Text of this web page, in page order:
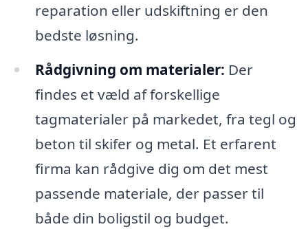
reparation eller udskiftning er den
bedste løsning.
Rådgivning om materialer: Der
findes et væld af forskellige
tagmaterialer på markedet, fra tegl og
beton til skifer og metal. Et erfarent
firma kan rådgive dig om det mest
passende materiale, der passer til
både din boligstil og budget.